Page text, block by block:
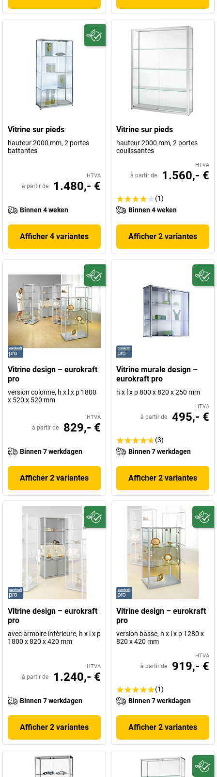
Vitrine sur pieds
hauteur 2000 mm, 2 portes
battantes
HTVA
à partir de 1.480,- €
Binnen 4 weken
Afficher 4 variantes
Vitrine sur pieds
hauteur 2000 mm, 2 portes
coulissantes
HTVA
à partir de 1.560,- €
(1)
Binnen 4 weken
Afficher 2 variantes
Vitrine design – eurokraft
pro
version colonne, h x l x p 1800
x 520 x 520 mm
HTVA
à partir de 829,- €
Binnen 7 werkdagen
Afficher 2 variantes
Vitrine murale design –
eurokraft pro
h x l x p 800 x 820 x 250 mm
HTVA
à partir de 495,- €
(3)
Binnen 7 werkdagen
Afficher 2 variantes
Vitrine design – eurokraft
pro
avec armoire inférieure, h x l x p
1800 x 820 x 420 mm
HTVA
à partir de 1.240,- €
Binnen 7 werkdagen
Afficher 2 variantes
Vitrine design – eurokraft
pro
version basse, h x l x p 1280 x
820 x 420 mm
HTVA
à partir de 919,- €
(1)
Binnen 7 werkdagen
Afficher 2 variantes